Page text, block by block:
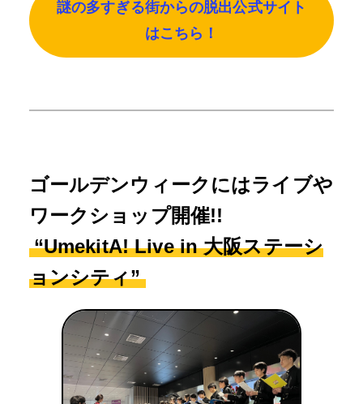
謎の多すぎる街からの脱出公式サイト
はこちら！
ゴールデンウィークにはライブや
ワークショップ開催!!
“UmekitA! Live in 大阪ステーシ
ョンシティ”